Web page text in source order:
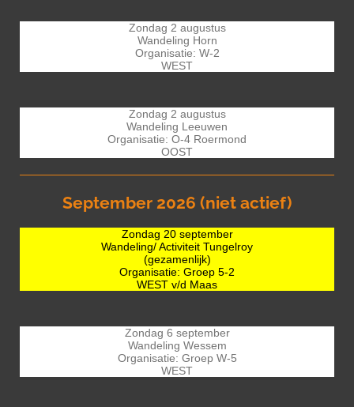
Zondag 2 augustus
Wandeling Horn
Organisatie: W-2
WEST
Zondag 2 augustus
Wandeling Leeuwen
Organisatie: O-4 Roermond
OOST
September 2026 (niet actief)
Zondag 20 september
Wandeling/ Activiteit Tungelroy
(gezamenlijk)
Organisatie: Groep 5-2
WEST v/d Maas
Zondag 6 september
Wandeling Wessem
Organisatie: Groep W-5
WEST